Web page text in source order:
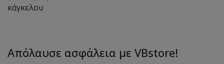
κάγκελου
Απόλαυσε ασφάλεια με VBstore!